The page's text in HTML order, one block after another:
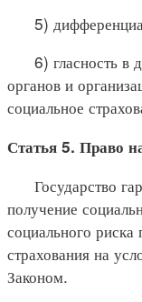
5)
6) гласность в
органов и
социальное
Статья 5. Право
Государство
получение
социального риска
страхования на
Законом.